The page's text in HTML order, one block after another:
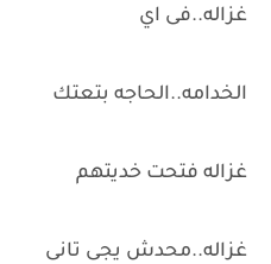
غزاله..فى اي
الخدامه..الحاجه بتعتك
غزاله فتحت خديتهم
غزاله..محدش يجى تانى